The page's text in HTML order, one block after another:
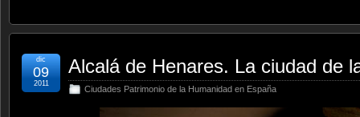
Alcalá de Henares. La ciudad de
Ciudades Patrimonio de la Humanidad en España
dic
09
2011